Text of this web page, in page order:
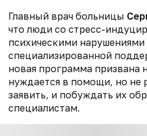
Главный врач больницы
что люди со стресс-
психическими
специализированной
новая программа призвана
нуждается в помощи, но не
заявить, и побуждать их
специалистам.